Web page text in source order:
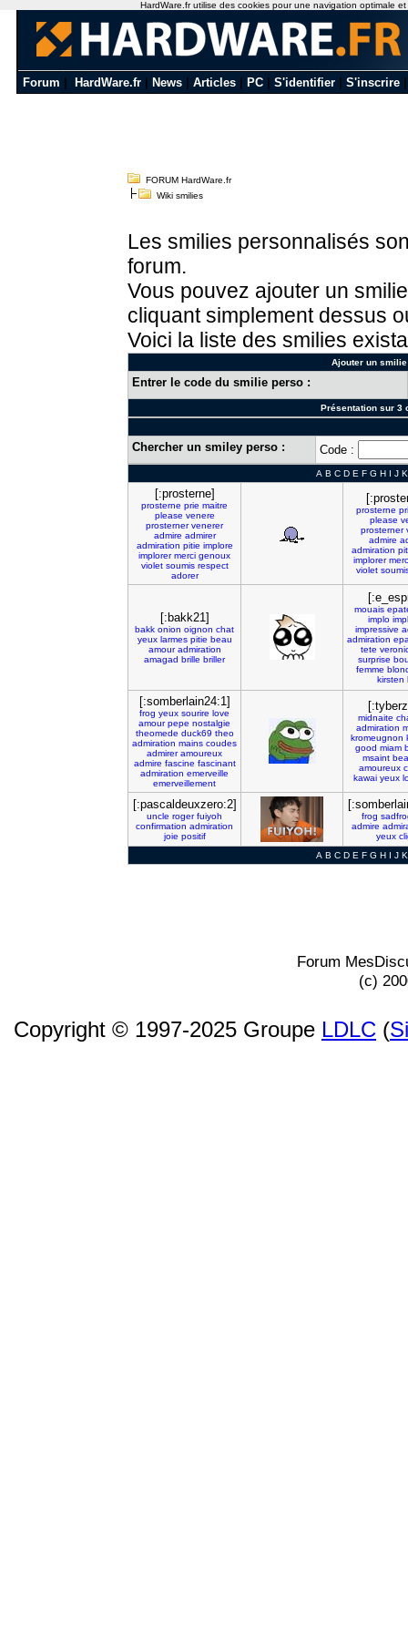
Forum HardWare.fr News Articles PC S'identifier S'inscrire
FORUM HardWare.fr
Wiki smilies
Les smilies personnalisés
forum.
Vous pouvez ajouter un
cliquant simplement dessus
Voici la liste des smilies
Ajouter un
Entrer le code du smilie perso :
Présentation sur 3
Chercher un smiley perso : Code :
A B C D E F G H I J K
[:prosterne]
prosterne prie maitre
please venere
prosterner venerer
admire admirer
admiration pitie implore
implorer merci genoux
violet soumis respect
adorer
prosterne
please
prosterner
admire
admiration
implorer
violet
[:bakk21]
bakk onion oignon chat
yeux larmes pitie beau
amour admiration
amagad brille briller
mouais
implo
impressive
admiration
tete
surprise
femme
kirsten
[:somberlain24:1]
frog yeux sourire love
amour pepe nostalgie
theomede duck69 theo
admiration mains coudes
admirer amoureux
admire fascine fascinant
admiration emerveille
emerveillement
midnaite
admiration
kromeugnon
good miam
msaint
amoureux
kawai yeux
[:pascaldeuxzero:2]
uncle roger fuiyoh
confirmation admiration
joie positif
frog
admire
yeux
A B C D E F G H I J K
Forum
(c)
Copyright © 1997-2025 Groupe LDLC (
HardWare.fr utilise des cookies pour une navigation optimale